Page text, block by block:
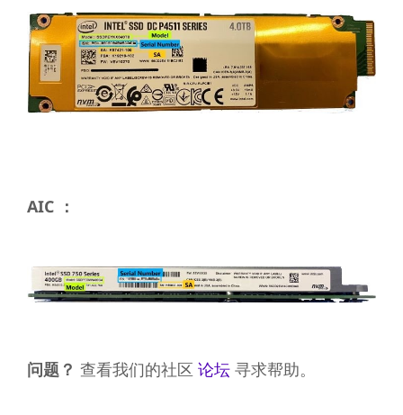
AIC ：
问题？ 查看我们的社区 论坛寻求帮助。